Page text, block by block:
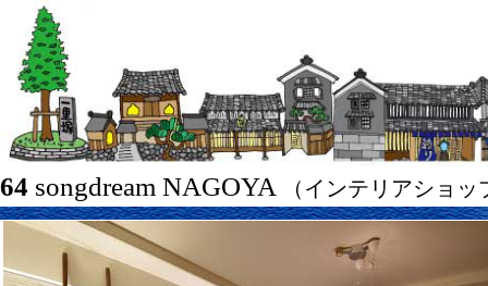
64 songdream NAGOYA （インテリアショッ